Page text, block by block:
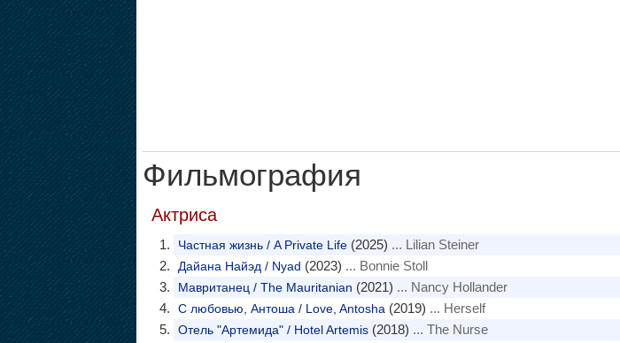
Фильмография
Актриса
Частная жизнь / A Private Life(2025) ... Lilian Steiner
Дайана Найэд / Nyad (2023) ... Bonnie Stoll
Мавританец / The Mauritanian (2021) ... Nancy Hollander
С любовью, Антоша / Love, Antosha (2019) ... Herself
Отель "Артемида" / Hotel Artemis(2018) ... The Nurse